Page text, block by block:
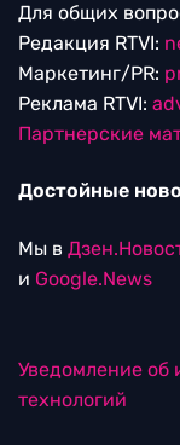
Для общих
Редакция RTVI:
Маркетинг/PR:
Реклама RTVI:
Партнерские
Достойные
Мы в
и Google.News
Уведомление об
технологий